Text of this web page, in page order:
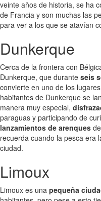
veinte años de historia, se ha
de Francia y son muchas las
para ver a los que se atavían
Dunkerque
Cerca de la frontera con
Dunkerque, que durante seis
convierte en uno de los
habitantes de Dunkerque se
manera muy especial,
paraguas y participando de
lanzamientos de arenques
recuerda cuando la pesca era
ciudad.
Limoux
Limoux es una pequeña